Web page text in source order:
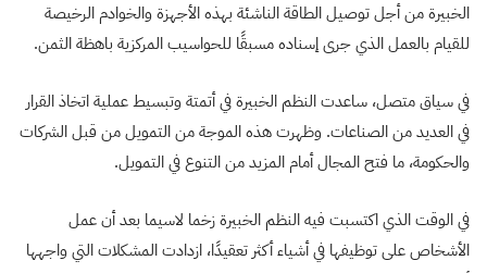
الخبيرة من أجل توصيل الطاقة الناشئة بهذه الأجهزة والخوادم الرخيصة
للقيام بالعمل الذي جرى إسناده مسبقًا للحواسيب المركزية باهظة الثمن.
في سياق متصل، ساعدت النظم الخبيرة في أتمتة وتبسيط عملية اتخاذ القرار
في العديد من الصناعات. وظهرت هذه الموجة من التمويل من قبل الشركات
والحكومة، ما فتح المجال أمام المزيد من التنوع في التمويل.
في الوقت الذي اكتسبت فيه النظم الخبيرة زخما لاسيما بعد أن عمل
الأشخاص على توظيفها في أشياء أكثر تعقيدًا، ازدادت المشكلات التي واجهها